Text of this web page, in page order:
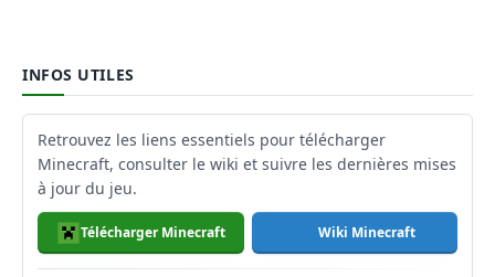
INFOS UTILES
Retrouvez les liens essentiels pour télécharger
Minecraft, consulter le wiki et suivre les dernières mises
à jour du jeu.
Télécharger Minecraft Wiki Minecraft